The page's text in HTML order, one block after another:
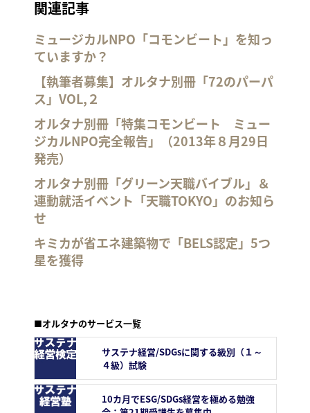
関連記事
ミュージカルNPO「コモンビート」を知っ
ていますか？
【執筆者募集】オルタナ別冊「72のパーパ
ス」VOL,２
オルタナ別冊「特集コモンビート ミュー
ジカルNPO完全報告」（2013年８月29日
発売）
オルタナ別冊「グリーン天職バイブル」＆
連動就活イベント「天職TOKYO」のお知ら
せ
キミカが省エネ建築物で「BELS認定」5つ
星を獲得
■オルタナのサービス一覧
サステナ経営/SDGsに関する級別（１～
４級）試験
10カ月でESG/SDGs経営を極める勉強